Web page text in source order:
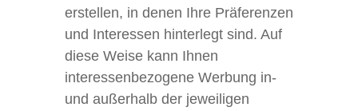
erstellen, in denen Ihre Präferenzen
und Interessen hinterlegt sind. Auf
diese Weise kann Ihnen
interessenbezogene Werbung in-
und außerhalb der jeweiligen